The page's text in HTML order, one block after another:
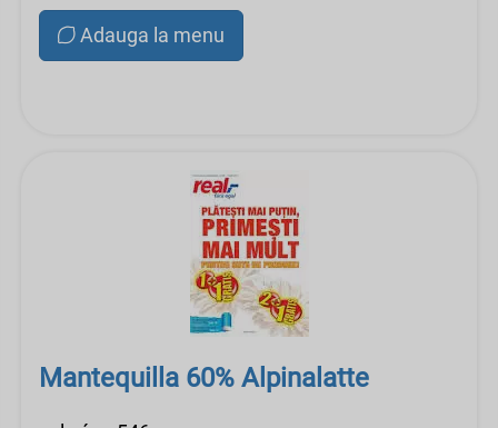
Adauga la menu
Mantequilla 60% Alpinalatte